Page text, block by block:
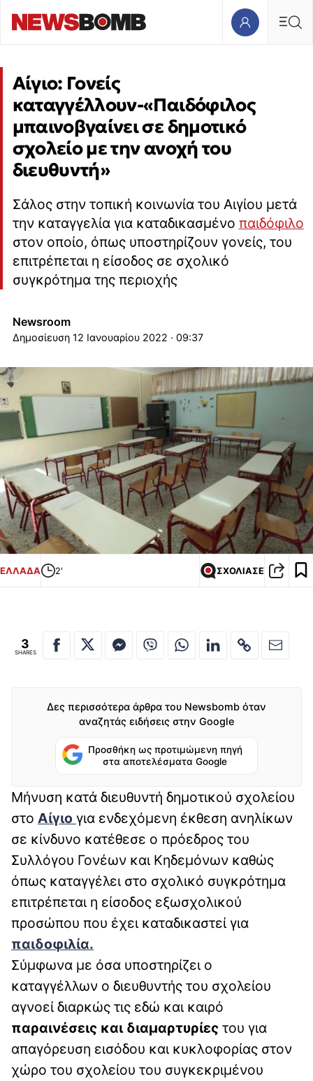
Αίγιο: Γονείς
καταγγέλλουν-«Παιδόφιλος
μπαινοβγαίνει σε δημοτικό
σχολείο με την ανοχή του
διευθυντή»
Σάλος στην τοπική κοινωνία του Αιγίου μετά
την καταγγελία για καταδικασμένο παιδόφιλο
στον οποίο, όπως υποστηρίζουν γονείς, του
επιτρέπεται η είσοδος σε σχολικό
συγκρότημα της περιοχής
Newsroom
12 Ιανουαρίου 2022 · 09:37
ΕΛΛΑΔΑ 2' ΣΧΟΛΙΑΣΕ
3
SHARES
Δες περισσότερα άρθρα του Newsbomb όταν
αναζητάς ειδήσεις στην Google
Προσθήκη ως προτιμώμενη πηγή
στα αποτελέσματα Google
Μήνυση κατά διευθυντή δημοτικού σχολείου
στο Αίγιο για ενδεχόμενη έκθεση ανηλίκων
σε κίνδυνο κατέθεσε ο πρόεδρος του
Συλλόγου Γονέων και Κηδεμόνων καθώς
όπως καταγγέλει στο σχολικό συγκρότημα
επιτρέπεται η είσοδος εξωσχολικού
προσώπου που έχει καταδικαστεί για
παιδοφιλία.
Σύμφωνα με όσα υποστηρίζει ο
καταγγέλλων ο διευθυντής του σχολείου
αγνοεί διαρκώς τις εδώ και καιρό
παραινέσεις και διαμαρτυρίες του για
απαγόρευση εισόδου και κυκλοφορίας στον
χώρο του σχολείου του συγκεκριμένου